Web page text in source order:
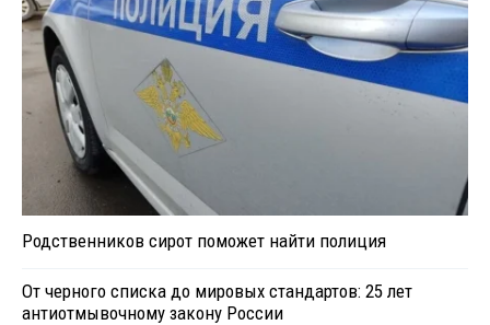
Родственников сирот поможет найти полиция
От черного списка до мировых стандартов: 25 лет
антиотмывочному закону России